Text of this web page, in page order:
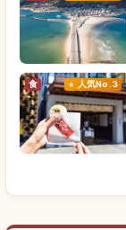
食 人気No.3